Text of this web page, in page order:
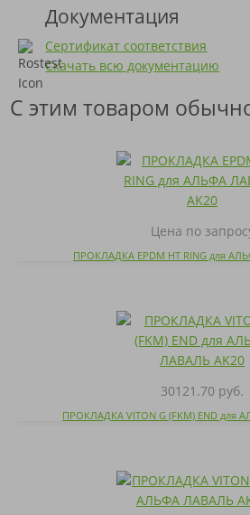
Документация
Сертификат соответствия
Скачать всю документацию
С этим товаром
Цена по
ПРОКЛАДКА EPDM HT RING для
30121.70 руб.
ПРОКЛАДКА VITON G (FKM) END для